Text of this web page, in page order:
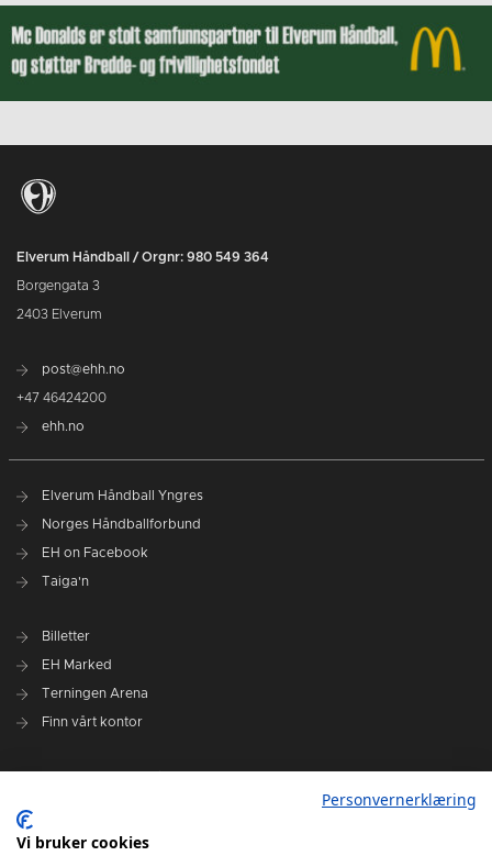
Elverum Håndball / Orgnr: 980 549 364
Borgengata 3
2403 Elverum
post@ehh.no
+47 46424200
ehh.no
Elverum Håndball Yngres
Norges Håndballforbund
EH on Facebook
Taiga'n
Billetter
EH Marked
Terningen Arena
Finn vårt kontor
Administrasjonen i Elverum Håndball
Personvernerklæring
Vi bruker cookies